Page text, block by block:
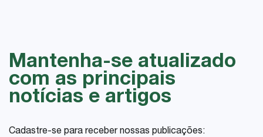
Mantenha-se atualizado
com as principais
notícias e artigos
Cadastre-se para receber nossas publicações: